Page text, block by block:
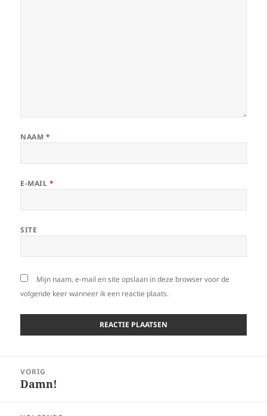
NAAM *
E-MAIL *
SITE
Mijn naam, e-mail en site opslaan in deze browser voor de
volgende keer wanneer ik een reactie plaats.
navigatie
VORIG
Vorig
Damn!